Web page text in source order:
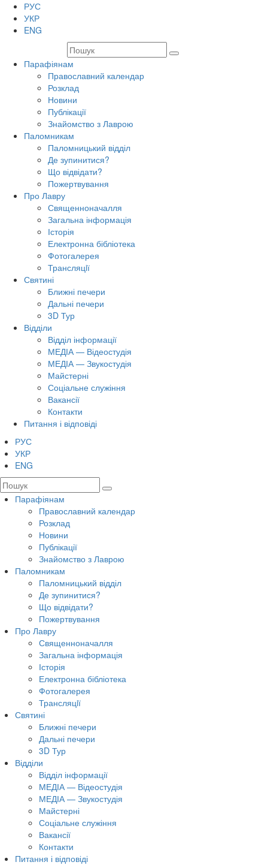
РУС
УКР
ENG
Парафіянам
Православний календар
Розклад
Новини
Публікації
Знайомство з Лаврою
Паломникам
Паломницький відділ
Де зупинитися?
Що відвідати?
Пожертвування
Про Лавру
Священноначалля
Загальна інформація
Історія
Електронна бібліотека
Фотогалерея
Трансляцiї
Святині
Ближні печери
Дальні печери
3D Тур
Відділи
Відділ інформації
МЕДІА — Відеостудія
МЕДІА — Звукостудія
Майстерні
Соціальне служіння
Вакансії
Контакти
Питання і відповіді
РУС
УКР
ENG
Парафіянам
Православний календар
Розклад
Новини
Публікації
Знайомство з Лаврою
Паломникам
Паломницький відділ
Де зупинитися?
Що відвідати?
Пожертвування
Про Лавру
Священноначалля
Загальна інформація
Історія
Електронна бібліотека
Фотогалерея
Трансляцiї
Святині
Ближні печери
Дальні печери
3D Тур
Відділи
Відділ інформації
МЕДІА — Відеостудія
МЕДІА — Звукостудія
Майстерні
Соціальне служіння
Вакансії
Контакти
Питання і відповіді